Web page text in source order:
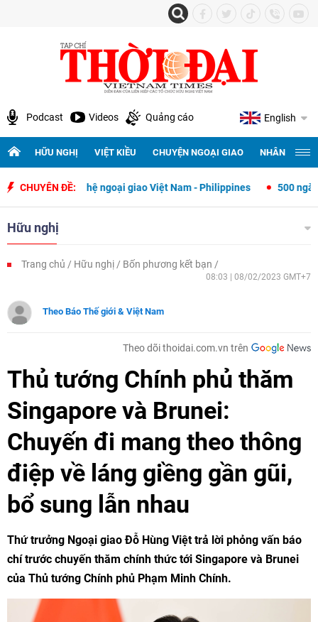
Podcast Videos Quảng cáo English
HỮU NGHỊ VIỆT KIỀU CHUYỆN NGOẠI GIAO NHÂN
CHUYÊN ĐỀ:
hệ ngoại giao Việt Nam - Philippines 500 ngày đêm tìm
Hữu nghị
Trang chủ Hữu nghị Bốn phương kết bạn
08:03 | 08/02/2023 GMT+7
Theo Báo Thế giới & Việt Nam
Theo dõi thoidai.com.vn trên
Thủ tướng Chính phủ thăm
Singapore và Brunei:
Chuyến đi mang theo thông
điệp về láng giềng gần gũi,
bổ sung lẫn nhau
Thứ trưởng Ngoại giao Đỗ Hùng Việt trả lời phỏng vấn báo
chí trước chuyến thăm chính thức tới Singapore và Brunei
của Thủ tướng Chính phủ Phạm Minh Chính.